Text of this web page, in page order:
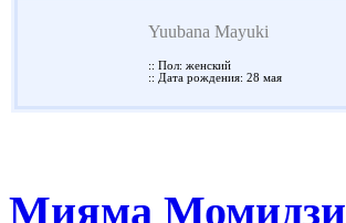
Yuubana Mayuki
:: Пол: женский
:: Дата рождения: 28 мая
Мияма Момидзи